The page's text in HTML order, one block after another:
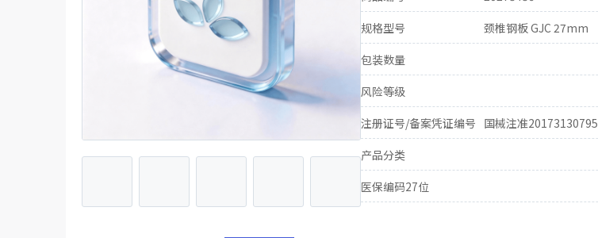
规格型号
颈椎钢板 GJC 27mm
包装数量
风险等级
注册证号/备案凭证编号 国械注准20173130795
产品分类
医保编码27位